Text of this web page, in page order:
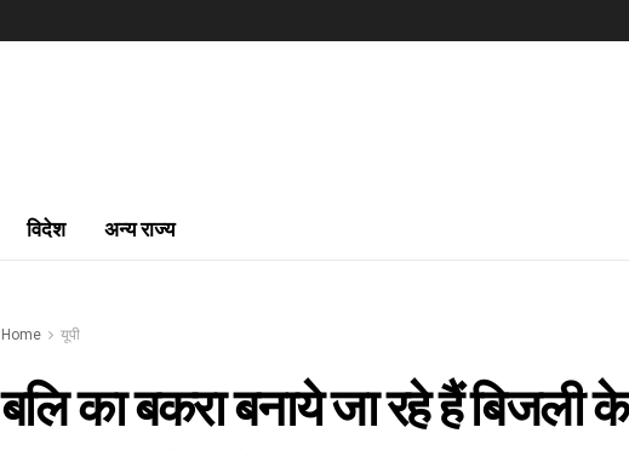
विदेश अन्य राज्य
Home यूपी
बलि का बकरा बनाये जा रहे हैं बिजली के